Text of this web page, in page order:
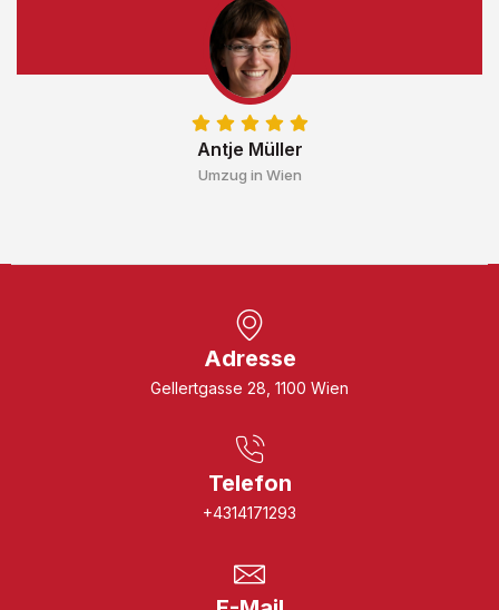
Antje Müller
Umzug in Wien
Adresse
Gellertgasse 28, 1100 Wien
Telefon
+4314171293